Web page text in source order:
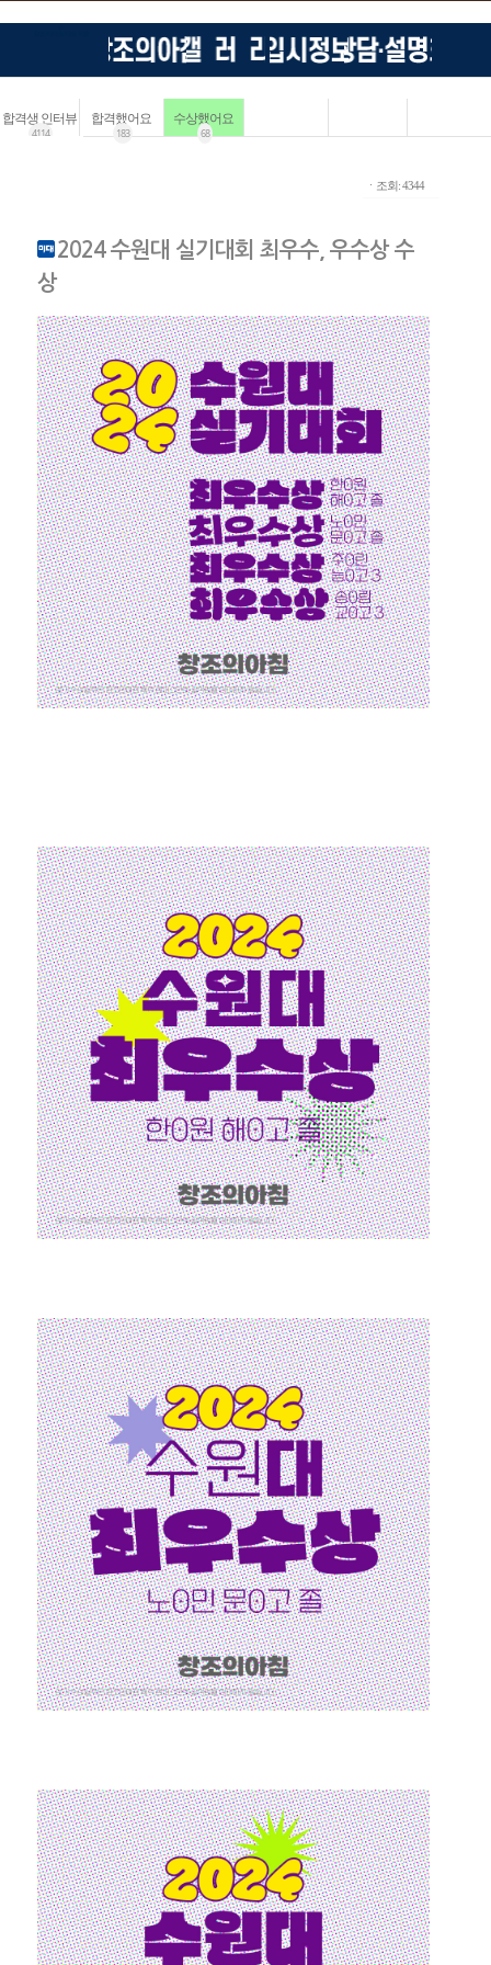
합격생 인터뷰
4114
합격했어요
183
수상했어요
68
ㆍ조회: 4344
2024 수원대 실기대회 최우수, 우수상 수
상